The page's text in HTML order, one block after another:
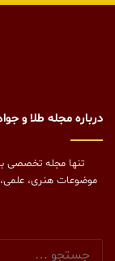
درباره مجله طلا و
تنها مجله تخصصی
موضوعات هنری،